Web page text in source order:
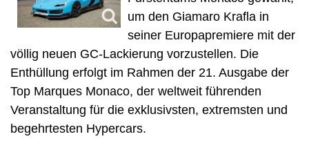
um den Giamaro Krafla in
seiner Europapremiere mit der
völlig neuen GC-Lackierung vorzustellen. Die
Enthüllung erfolgt im Rahmen der 21. Ausgabe der
Top Marques Monaco, der weltweit führenden
Veranstaltung für die exklusivsten, extremsten und
begehrtesten Hypercars.